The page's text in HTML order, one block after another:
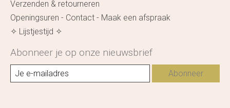
Verzenden & retourneren
Openingsuren - Contact - Maak een afspraak
✧ Lijstjestijd ✧
Abonneer je op onze nieuwsbrief
Abonneer